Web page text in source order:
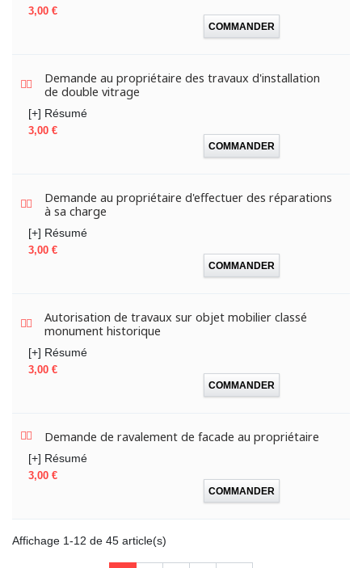
Prix
3,00 €
COMMANDER
Demande au propriétaire des travaux d'installation
de double vitrage
[+] Résumé
Prix
3,00 €
COMMANDER
Demande au propriétaire d'effectuer des réparations
à sa charge
[+] Résumé
Prix
3,00 €
COMMANDER
Autorisation de travaux sur objet mobilier classé
monument historique
[+] Résumé
Prix
3,00 €
COMMANDER
Demande de ravalement de facade au propriétaire
[+] Résumé
Prix
3,00 €
COMMANDER
Affichage 1-12 de 45 article(s)